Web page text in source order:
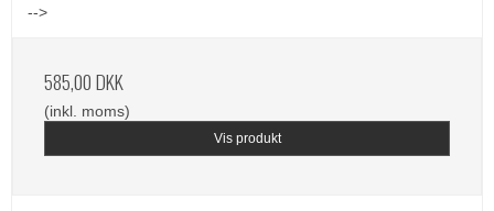
-->
585,00 DKK
(inkl. moms)
Vis produkt